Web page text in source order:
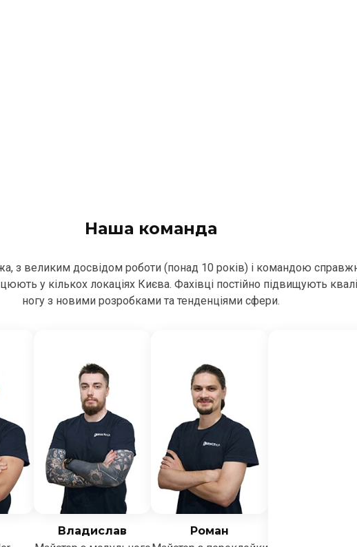
Наша команда
з великим досвідом роботи (понад 10 років) і командою
у кількох локаціях Києва. Фахівці постійно підвищують
ногу з новими розробками та тенденціями сфери.
Владислав
Роман